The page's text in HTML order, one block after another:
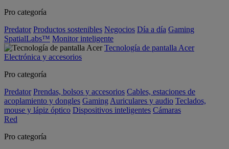
Pro categoría
Predator Productos sostenibles Negocios Día a día Gaming
SpatialLabs™ Monitor inteligente
Tecnología de pantalla Acer
Electrónica y accesorios
Pro categoría
Predator Prendas, bolsos y accesorios Cables, estaciones de
acoplamiento y dongles Gaming Auriculares y audio Teclados,
mouse y lápiz óptico Dispositivos inteligentes Cámaras
Red
Pro categoría